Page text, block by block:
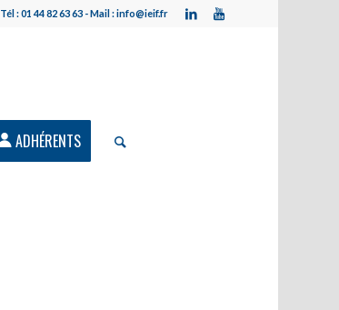
Tél : 01 44 82 63 63 - Mail : info@ieif.fr
ADHÉRENTS